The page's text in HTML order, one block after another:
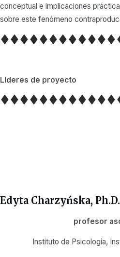
conceptual e implicaciones
sobre este fenómeno
Líderes de proyecto
Edyta Charzyńska, Ph.D.
profesor
Instituto de Psicología,